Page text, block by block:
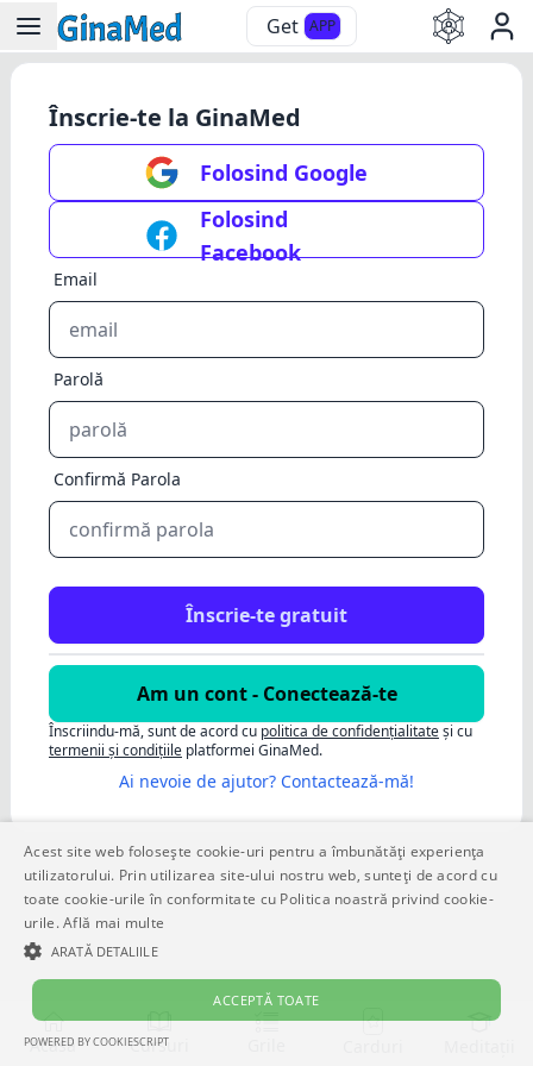
Get APP
Înscrie-te la GinaMed
Folosind Google
Folosind
Facebook
Email
Parolă
Confirmă Parola
Am un cont - Conectează-te
Înscriindu-mă, sunt de acord cu politica de confidențialitateși cu
termenii și condițiile platformei GinaMed.
Ai nevoie de ajutor? Contactează-mă!
Acasă Cursuri
Acest site web folosește cookie-uri pentru a îmbunătăți experiența
utilizatorului. Prin utilizarea site-ului nostru web, sunteți de acord cu
toate cookie-urile în conformitate cu Politica noastră privind cookie-
urile.Află mai multe
ARATĂ DETALIILE
ACCEPTĂ TOATE
STRICT NECESARE
POWERED BY COOKIESCRIPT